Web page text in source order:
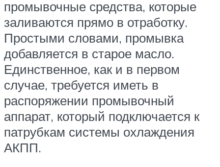
промывочные средства, которые
заливаются прямо в отработку.
Простыми словами, промывка
добавляется в старое масло.
Единственное, как и в первом
случае, требуется иметь в
распоряжении промывочный
аппарат, который подключается к
патрубкам системы охлаждения
АКПП.